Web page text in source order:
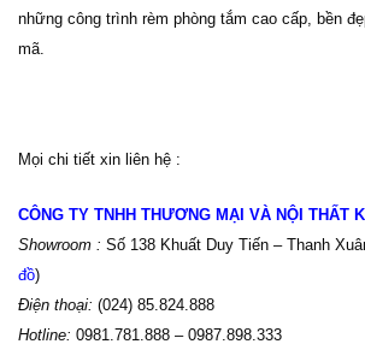
những công trình rèm phòng tắm cao cấp, bền
mã.
Mọi chi tiết xin liên hệ :
CÔNG TY TNHH THƯƠNG MẠI VÀ NỘI THẤT
Showroom : Số 138 Khuất Duy Tiến – Thanh
đồ)
Điện thoại: (024) 85.824.888
Hotline: 0981.781.888 – 0987.898.333